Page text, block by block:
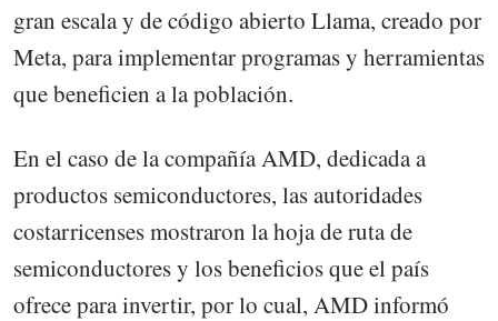
gran escala y de código abierto Llama, creado por
Meta, para implementar programas y herramientas
que beneficien a la población.
En el caso de la compañía AMD, dedicada a
productos semiconductores, las autoridades
costarricenses mostraron la hoja de ruta de
semiconductores y los beneficios que el país
ofrece para invertir, por lo cual, AMD informó